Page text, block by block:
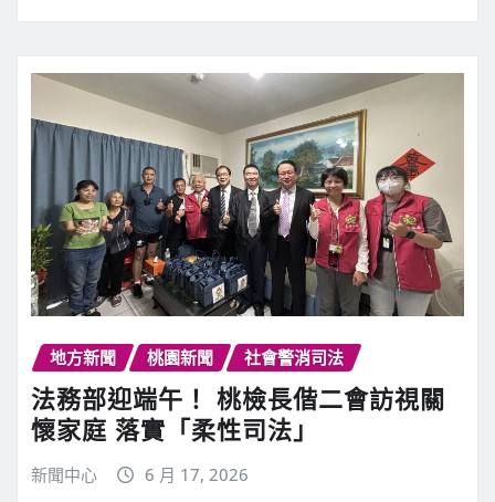
地方新聞 桃園新聞 社會警消司法
法務部迎端午！ 桃檢長偕二會訪視關
懷家庭 落實「柔性司法」
新聞中心 6 月 17, 2026